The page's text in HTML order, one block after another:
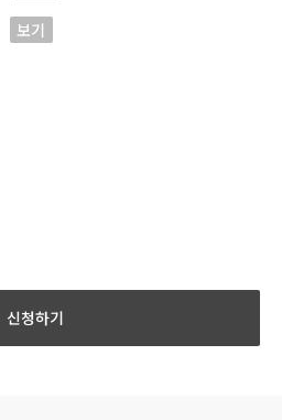
보기
신청하기